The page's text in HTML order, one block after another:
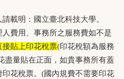
載明：國立臺北科技大學。
費用、事務所之服務費如不是
接貼上印花稅票(印花稅額為服務
盡量貼在正面，如貴事務所有蓋
花稅票。(國內規費不需要印花